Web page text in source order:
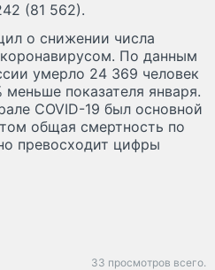
(81 562).
о снижении числа
По данным
умерло 24 369 человек
меньше показателя января.
COVID-19 был основной
общая смертность по
превосходит цифры
33 просмотров всего.